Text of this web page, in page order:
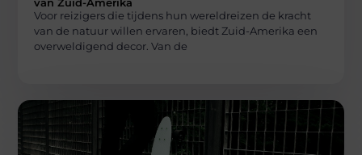
Voor reizigers die tijdens hun wereldreizen de kracht
van de natuur willen ervaren, biedt Zuid-Amerika een
overweldigend decor. Van de